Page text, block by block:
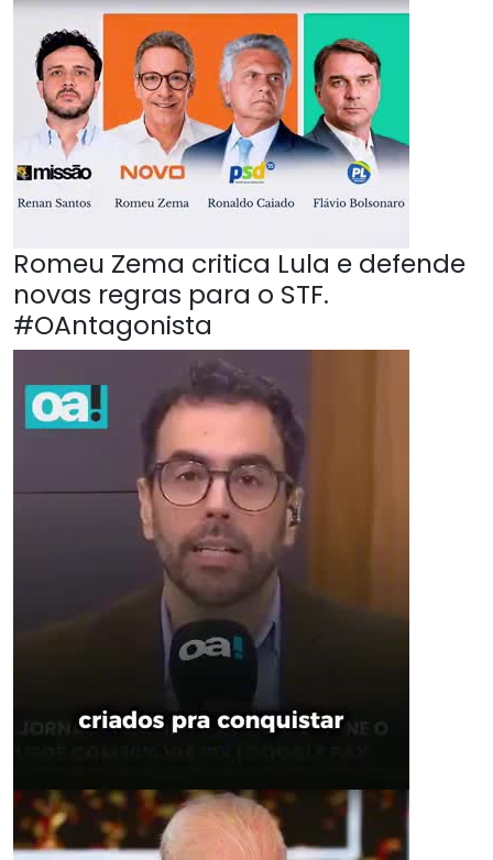
Romeu Zema critica Lula e defende
novas regras para o STF.
#OAntagonista